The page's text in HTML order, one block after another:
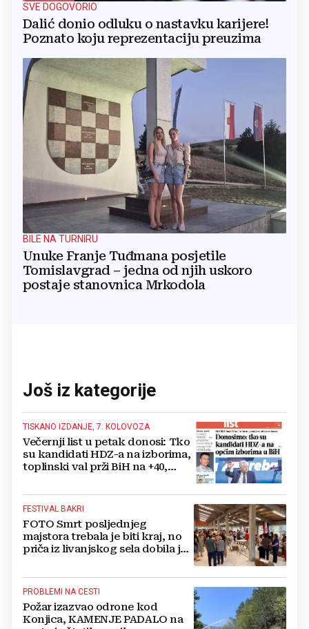
SVE DOGOVORIO
Dalić donio odluku o nastavku karijere!
Poznato koju reprezentaciju preuzima
BILE NA TURNIRU
Unuke Franje Tuđmana posjetile
Tomislavgrad – jedna od njih uskoro
postaje stanovnica Mrkodola
Još iz kategorije
TISKANO IZDANJE, 7. KOLOVOZA
Večernji list u petak donosi: Tko
su kandidati HDZ-a na izborima,
toplinski val prži BiH na +40,
FESTIVAL BAKRI
FOTO Smrt posljednjeg
majstora trebala je biti kraj, no
priča iz livanjskog sela dobila je
PROBLEMI NA CESTI
Požar izazvao odrone kod
Konjica, KAMENJE PADALO na